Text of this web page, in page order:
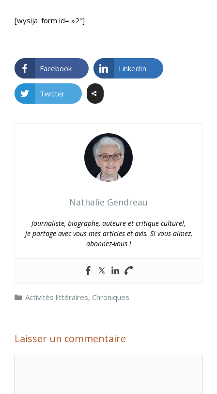
[wysija_form id= »2″]
Facebook LinkedIn
Twitter
Nathalie Gendreau
Journaliste, biographe, auteure et critique culturel,
je partage avec vous mes articles et avis. Si vous aimez,
abonnez-vous !
Catégories
Activités littéraires, Chroniques
Laisser un commentaire